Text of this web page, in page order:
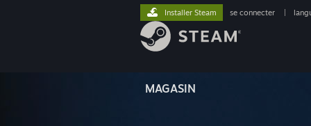
MAGASIN
Installer Steam se connecter